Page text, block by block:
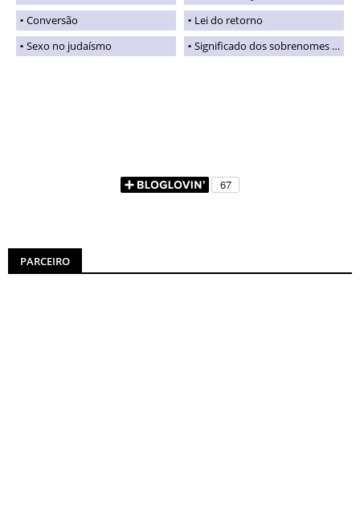
Conversão
Lei do retorno
Sexo no judaísmo
Significado dos sobrenomes judaicos
PARCEIRO